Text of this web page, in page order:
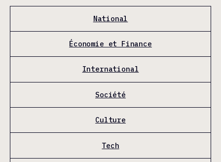
National
Économie et Finance
International
Société
Culture
Tech